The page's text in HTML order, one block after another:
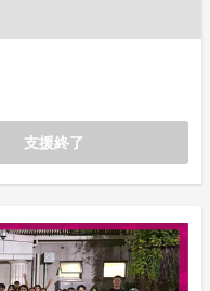
支援終了